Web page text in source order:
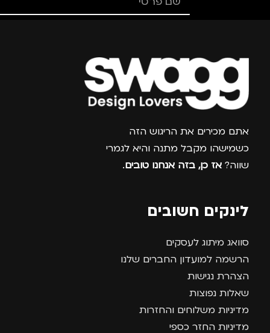
צרפו אותי למועדון
אתם מכירים את הריגוש הזה
כשמישהו מקבל מתנה והיא לגמרי
שווה? אז כן, בזה אנחנו טובים.
לינקים חשובים
סוואג מיתוג לעסקים
הרשמה למועדון החברים שלנו
הצהרת נגישות
שאלות נפוצות
מדיניות משלוחים והחזרות
מדיניות החזר כספי